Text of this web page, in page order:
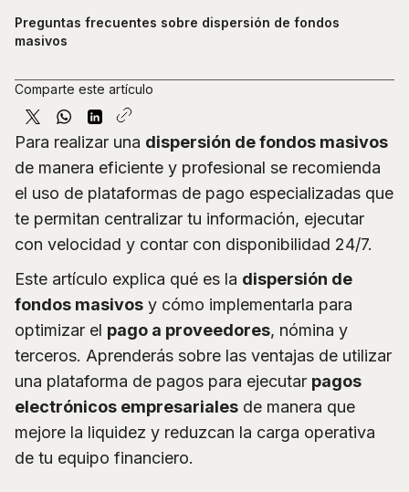
Preguntas frecuentes sobre dispersión de fondos
masivos
Comparte este artículo
Para realizar una dispersión de fondos masivos
de manera eficiente y profesional se recomienda
el uso de plataformas de pago especializadas que
te permitan centralizar tu información, ejecutar
con velocidad y contar con disponibilidad 24/7.
Este artículo explica qué es la dispersión de
fondos masivos y cómo implementarla para
optimizar el pago a proveedores, nómina y
terceros. Aprenderás sobre las ventajas de utilizar
una plataforma de pagos para ejecutar pagos
electrónicos empresariales de manera que
mejore la liquidez y reduzcan la carga operativa
de tu equipo financiero.